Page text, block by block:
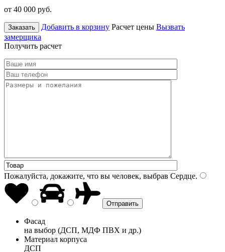
от 40 000 руб.
Заказать Добавить в корзину Расчет цены Вызвать
замерщика
Получить расчет
Пожалуйста, докажите, что вы человек, выбрав Сердце.
Фасад
на выбор (ДСП, МДФ ПВХ и др.)
Материал корпуса
ДСП